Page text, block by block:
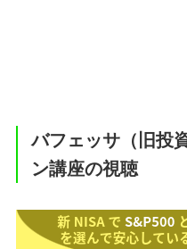
バフェッサ（旧投
ン講座の視聴